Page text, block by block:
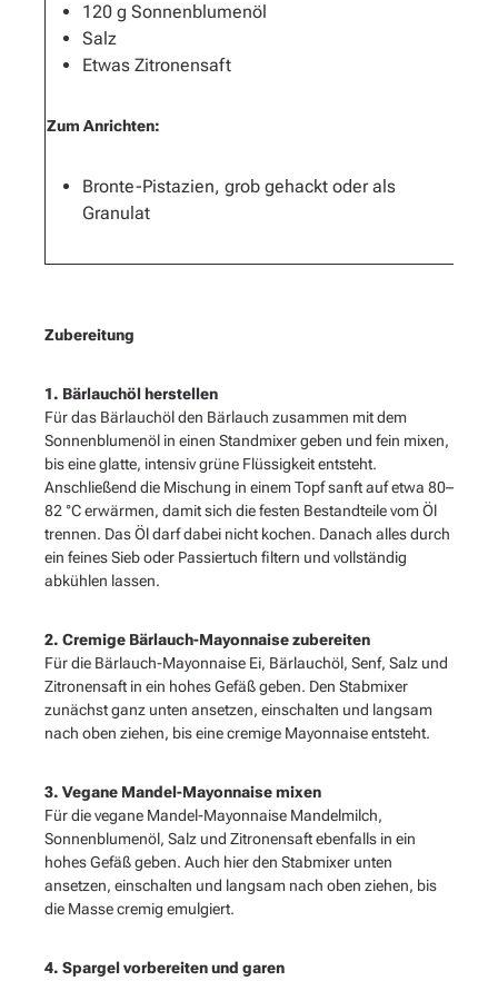
120 g Sonnenblumenöl
Salz
Etwas Zitronensaft
Zum Anrichten:
Bronte-Pistazien, grob gehackt oder als
Granulat
Zubereitung
1. Bärlauchöl herstellen
Für das Bärlauchöl den Bärlauch zusammen mit dem
Sonnenblumenöl in einen Standmixer geben und fein mixen,
bis eine glatte, intensiv grüne Flüssigkeit entsteht.
Anschließend die Mischung in einem Topf sanft auf etwa 80–
82 °C erwärmen, damit sich die festen Bestandteile vom Öl
trennen. Das Öl darf dabei nicht kochen. Danach alles durch
ein feines Sieb oder Passiertuch filtern und vollständig
abkühlen lassen.
2. Cremige Bärlauch-Mayonnaise zubereiten
Für die Bärlauch-Mayonnaise Ei, Bärlauchöl, Senf, Salz und
Zitronensaft in ein hohes Gefäß geben. Den Stabmixer
zunächst ganz unten ansetzen, einschalten und langsam
nach oben ziehen, bis eine cremige Mayonnaise entsteht.
3. Vegane Mandel-Mayonnaise mixen
Für die vegane Mandel-Mayonnaise Mandelmilch,
Sonnenblumenöl, Salz und Zitronensaft ebenfalls in ein
hohes Gefäß geben. Auch hier den Stabmixer unten
ansetzen, einschalten und langsam nach oben ziehen, bis
die Masse cremig emulgiert.
4. Spargel vorbereiten und garen